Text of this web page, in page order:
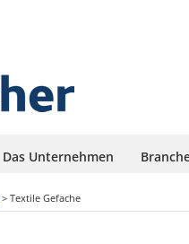
Das Unternehmen
> Textile Gefache